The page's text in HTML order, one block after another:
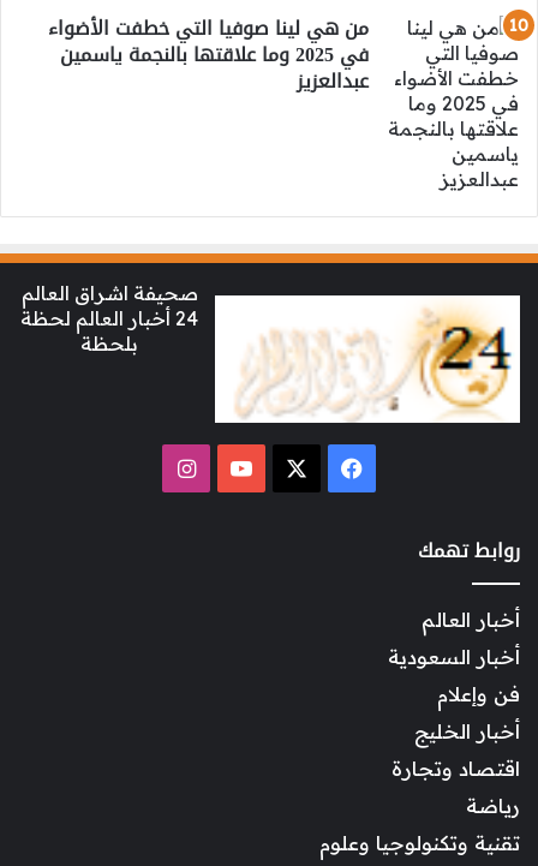
من هي لينا صوفيا التي خطفت الأضواء
في 2025 وما علاقتها بالنجمة ياسمين
عبدالعزيز
صحيفة اشراق العالم
24 أخبار العالم لحظة
بلحظة
فيسبوك ‫YouTubeانستقرام
روابط تهمك
أخبار العالم
أخبار السعودية
فن وإعلام
أخبار الخليج
اقتصاد وتجارة
رياضة
تقنية وتكنولوجيا وعلوم